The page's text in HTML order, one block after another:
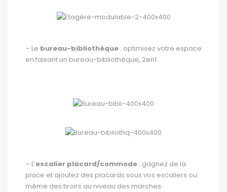
– Le bureau-bibliothèque : optimisez votre espace
en faisant un bureau-bibliothèque, 2en1
– L’escalier placard/commode : gagnez de la
place et ajoutez des placards sous vos escaliers ou
même des tiroirs au niveau des marches.